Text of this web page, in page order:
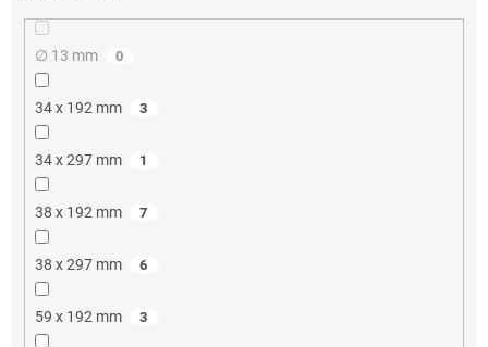
∅ 13 mm 0
34 x 192 mm 3
34 x 297 mm 1
38 x 192 mm 7
38 x 297 mm 6
59 x 192 mm 3